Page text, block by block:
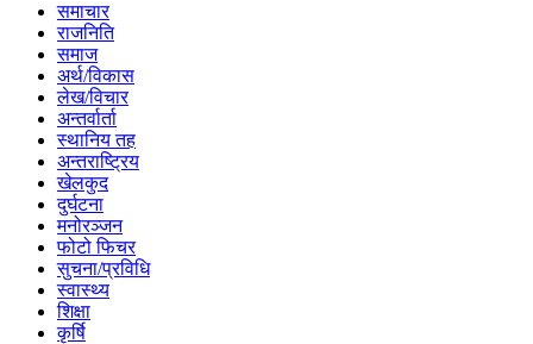
समाचार
राजनिति
समाज
अर्थ/विकास
लेख/विचार
अन्तर्वार्ता
स्थानिय तह
अन्तराष्ट्रिय
खेलकुद
दुर्घटना
मनोरञ्जन
फोटो फिचर
सुचना/प्रविधि
स्वास्थ्य
शिक्षा
कृर्षि